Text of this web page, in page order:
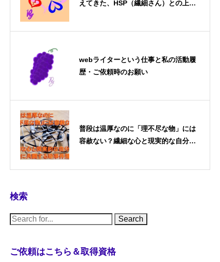
えてきた、HSP（繊細さん）との上手
webライターという仕事と私の活動履
歴・ご依頼時のお願い
普段は温厚なのに「理不尽な物」には
容赦ない？繊細な心と現実的な自分が
検索
S
e
c
h
ご依頼はこちら＆取得資格